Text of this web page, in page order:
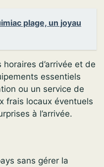
plage, un joyau
d’arrivée et de
essentiels
ou un service de
frais locaux éventuels
à l’arrivée.
sans gérer la